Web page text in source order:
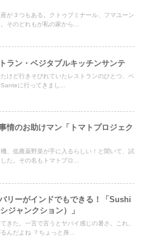
が３つもある。クトゥブミナール、フマユーン
そのどれもが私の家から...
ラン・ベジタブルキッチンサンテ
けど行きそびれていたレストランのひとつ、ベ
に行ってきまし...
情のお助けマン「トマトプロジェク
、低農薬野菜が手に入るらしい！と聞いて、試
した。その名もトマトプロ...
リーがインドでもできる！「Sushi
ジャンクション）」
きた。一言で言うとヤバイ感じの暑さ。これ、
んだよね ？ちょっと身...